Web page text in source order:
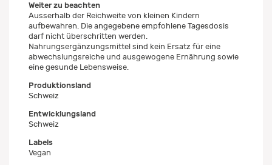
Weiter zu beachten
Ausserhalb der Reichweite von kleinen Kindern
aufbewahren. Die angegebene empfohlene Tagesdosis
darf nicht überschritten werden.
Nahrungsergänzungsmittel sind kein Ersatz für eine
abwechslungsreiche und ausgewogene Ernährung sowie
eine gesunde Lebensweise.
Produktionsland
Schweiz
Entwicklungsland
Schweiz
Labels
Vegan